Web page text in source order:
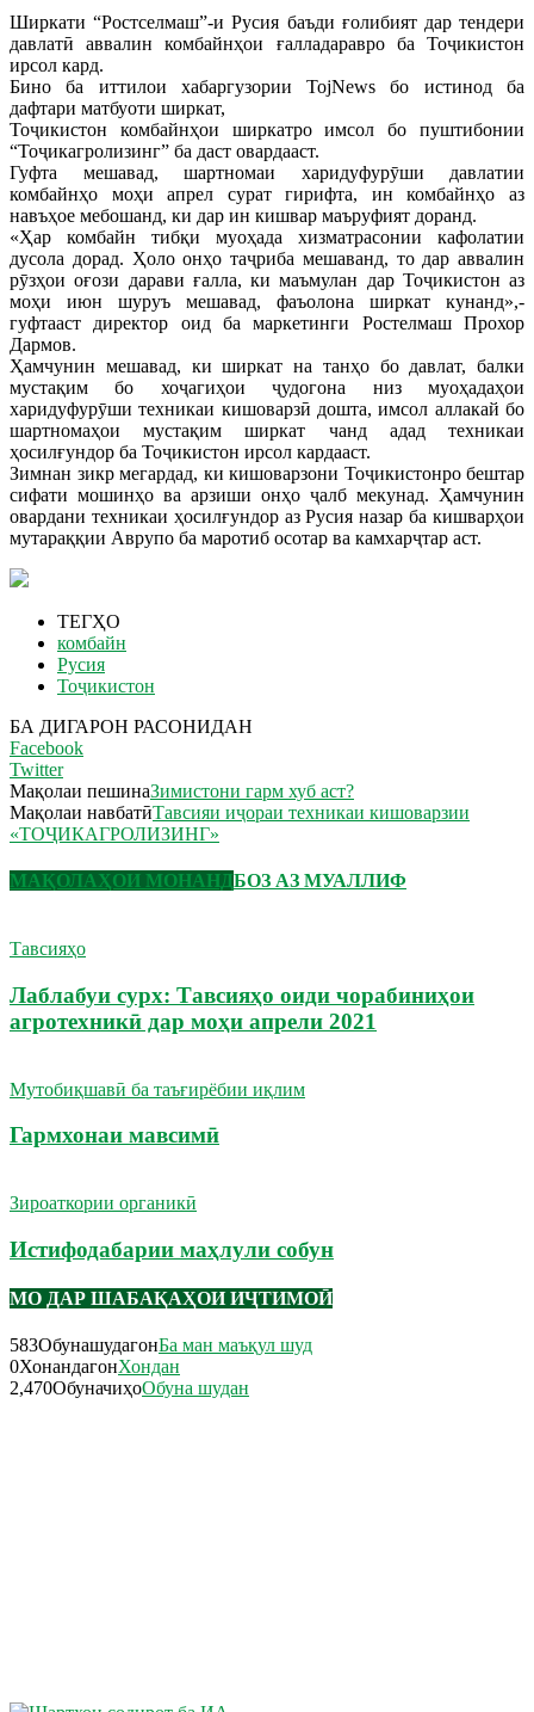
Ширкати “Ростселмаш”-и Русия баъди ғолибият дар тендери
давлатӣ аввалин комбайнҳои ғалладаравро ба Тоҷикистон
ирсол кард.
Бино ба иттилои хабаргузории TojNews бо истинод ба
дафтари матбуоти ширкат,
Тоҷикистон комбайнҳои ширкатро имсол бо пуштибонии
“Тоҷикагролизинг” ба даст овардааст.
Гуфта мешавад, шартномаи харидуфурӯши давлатии
комбайнҳо моҳи апрел сурат гирифта, ин комбайнҳо аз
навъҳое мебошанд, ки дар ин кишвар маъруфият доранд.
«Ҳар комбайн тибқи муоҳада хизматрасонии кафолатии
дусола дорад. Ҳоло онҳо таҷриба мешаванд, то дар аввалин
рӯзҳои оғози дарави ғалла, ки маъмулан дар Тоҷикистон аз
моҳи июн шуруъ мешавад, фаъолона ширкат кунанд»,-
гуфтааст директор оид ба маркетинги Ростелмаш Прохор
Дармов.
Ҳамчунин мешавад, ки ширкат на танҳо бо давлат, балки
мустақим бо хоҷагиҳои ҷудогона низ муоҳадаҳои
харидуфурӯши техникаи кишоварзӣ дошта, имсол аллакай бо
шартномаҳои мустақим ширкат чанд адад техникаи
ҳосилғундор ба Тоҷикистон ирсол кардааст.
Зимнан зикр мегардад, ки кишоварзони Тоҷикистонро бештар
сифати мошинҳо ва арзиши онҳо ҷалб мекунад. Ҳамчунин
овардани техникаи ҳосилғундор аз Русия назар ба кишварҳои
мутараққии Аврупо ба маротиб осотар ва камхарҷтар аст.
ТЕГҲО
комбайн
Русия
Тоҷикистон
БА ДИГАРОН РАСОНИДАН
Facebook
Twitter
Мақолаи пешинаЗимистони гарм хуб аст?
Мақолаи навбатӣТавсияи иҷораи техникаи кишоварзии
«ТОҶИКАГРОЛИЗИНГ»
МАҚОЛАҲОИ МОНАНДБОЗ АЗ МУАЛЛИФ
Тавсияҳо
Лаблабуи сурх: Тавсияҳо оиди чорабиниҳои
агротехникӣ дар моҳи апрели 2021
Мутобиқшавӣ ба таъғирёбии иқлим
Гармхонаи мавсимӣ
Зироаткории органикӣ
Истифодабарии маҳлули собун
МО ДАР ШАБАҚАҲОИ ИҶТИМОӢ
583ОбунашудагонБа ман маъқул шуд
0ХонандагонХондан
2,470ОбуначиҳоОбуна шудан